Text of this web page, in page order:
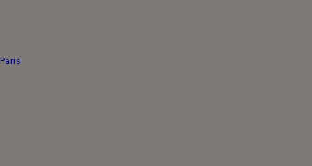
Paris